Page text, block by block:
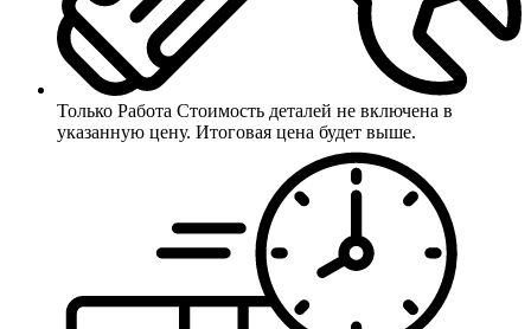
Только Работа Стоимость деталей не включена в
указанную цену. Итоговая цена будет выше.